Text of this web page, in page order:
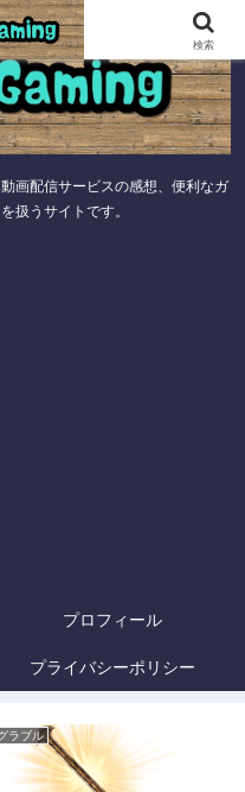
画配信サービスの感想、便利なガ
扱うサイトです。
プロフィール
プライバシーポリシー
ラブル
検索